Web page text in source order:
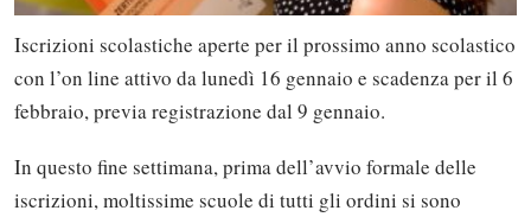
Iscrizioni scolastiche aperte per il prossimo anno scolastico
con l’on line attivo da lunedì 16 gennaio e scadenza per il 6
febbraio, previa registrazione dal 9 gennaio.
In questo fine settimana, prima dell’avvio formale delle
iscrizioni, moltissime scuole di tutti gli ordini si sono